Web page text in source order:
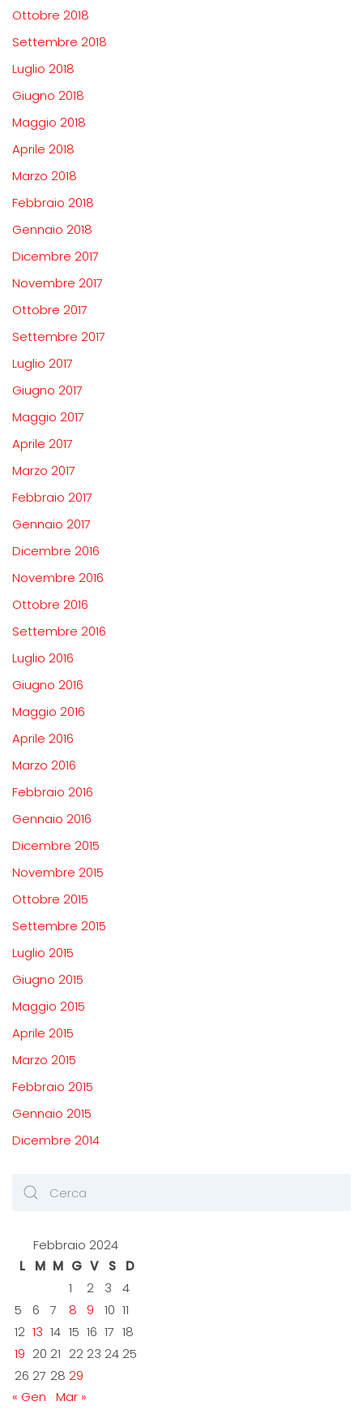
Ottobre 2018
Settembre 2018
Luglio 2018
Giugno 2018
Maggio 2018
Aprile 2018
Marzo 2018
Febbraio 2018
Gennaio 2018
Dicembre 2017
Novembre 2017
Ottobre 2017
Settembre 2017
Luglio 2017
Giugno 2017
Maggio 2017
Aprile 2017
Marzo 2017
Febbraio 2017
Gennaio 2017
Dicembre 2016
Novembre 2016
Ottobre 2016
Settembre 2016
Luglio 2016
Giugno 2016
Maggio 2016
Aprile 2016
Marzo 2016
Febbraio 2016
Gennaio 2016
Dicembre 2015
Novembre 2015
Ottobre 2015
Settembre 2015
Luglio 2015
Giugno 2015
Maggio 2015
Aprile 2015
Marzo 2015
Febbraio 2015
Gennaio 2015
Dicembre 2014
Febbraio 2024
L
M M G V S
D
1
2 3
4
5
6 7 8 9 10 11
12 13 14 15 16 17 18
19 20 21 22 23 24 25
26 27 28 29
« Gen
Mar »